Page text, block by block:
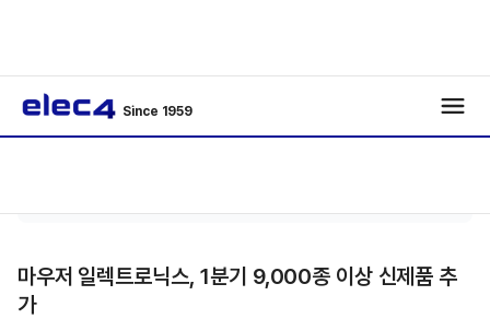
Since 1959
마우저 일렉트로닉스, 1분기 9,000종 이상 신제품 추
가